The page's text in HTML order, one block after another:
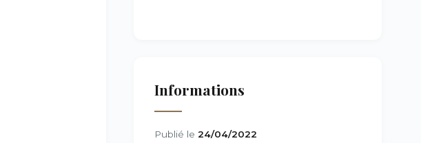
Informations
Publié le 24/04/2022